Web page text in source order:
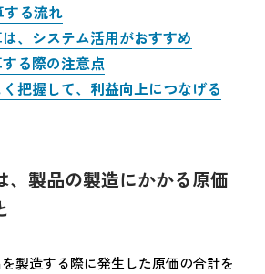
る流れ
、システム活用がおすすめ
る際の注意点
把握して、利益向上につなげる
、製品の製造にかかる原価
製造する際に発生した原価の合計を